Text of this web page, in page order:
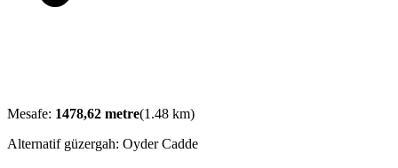
Mesafe: 1478,62 metre(1.48 km)
Alternatif güzergah: Oyder Cadde